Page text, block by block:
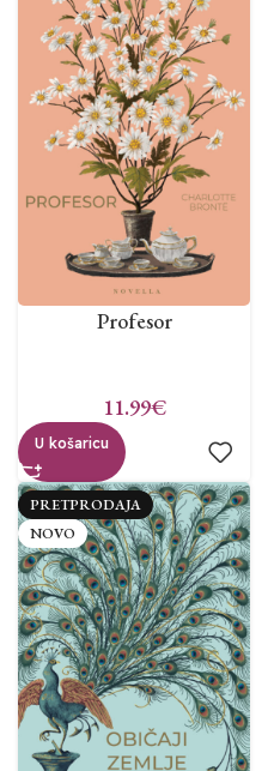
Profesor
11.99€
U košaricu
PRETPRODAJA
NOVO